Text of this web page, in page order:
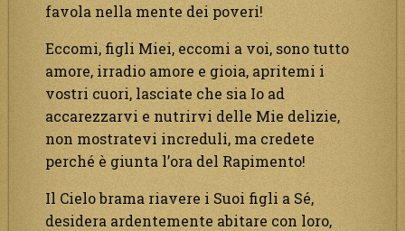
favola nella mente dei poveri!
Eccomi, figli Miei, eccomi a voi, sono tutto
amore, irradio amore e gioia, apritemi i
vostri cuori, lasciate che sia Io ad
accarezzarvi e nutrirvi delle Mie delizie,
non mostratevi increduli, ma credete
perché è giunta l’ora del Rapimento!
Il Cielo brama riavere i Suoi figli a Sé,
desidera ardentemente abitare con loro,